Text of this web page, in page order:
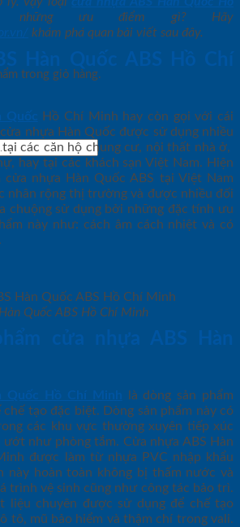
trong giỏ hàng.
ưu điểm gì? Hãy
khám phá quan bài viết sau đây.
Hàn Quốc ABS Hồ Chí
Quốc Hồ Chí Minh hay còn gọi với cái
nhựa Hàn Quốc được sử dụng nhiều
các căn hộ chung cư, nội thất nhà ở,
hay tại các khách sạn Việt Nam. Hiện
cửa nhựa Hàn Quốc ABS tại Việt Nam
nhân rộng thị trường và được nhiều đối
chuộng sử dụng bởi những đặc tính ưu
này như: cách âm cách nhiệt và có
Quốc ABS Hồ Chí Minh
cửa nhựa ABS Hàn
Quốc Hồ Chí Minh là dòng sản phẩm
tạo đặc biệt. Dòng sản phẩm này có
các khu vực thường xuyên tiếp xúc
như phòng tắm. Cửa nhựa ABS Hàn
được làm từ nhựa PVC nhập khẩu
này hoàn toàn không bị thấm nước và
trình vệ sinh cũng như công tác bảo trì.
liệu chuyên được sử dụng để chế tạo
tô, mũ bảo hiểm và thậm chí trong vali.